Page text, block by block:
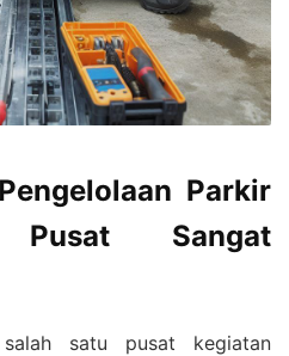
Parkir
Sangat
satu pusat kegiatan